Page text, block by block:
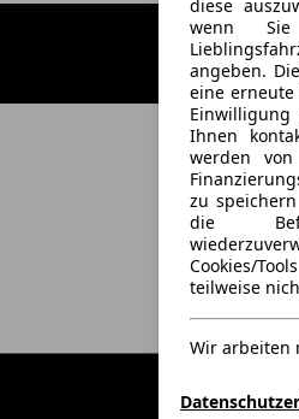
diese
wenn Sie
angeben.
eine
Ihnen
werden
zu
die
Cookies/
teilweise
Wir arbeiten